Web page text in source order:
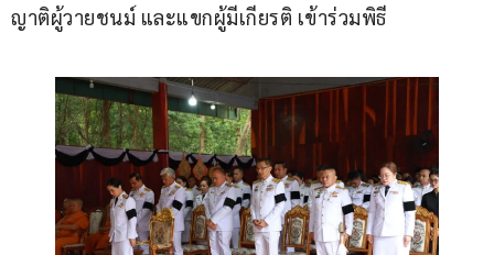
ญาติผู้วายชนม์ และแขกผู้มีเกียรติ เข้าร่วมพิธี